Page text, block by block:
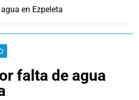
en Ezpeleta
falta de agua